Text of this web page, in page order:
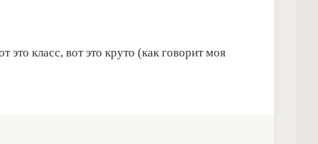
это класс, вот это круто (как говорит моя